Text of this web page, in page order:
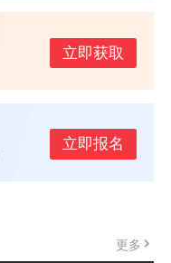
立即获取
立即报名
更多